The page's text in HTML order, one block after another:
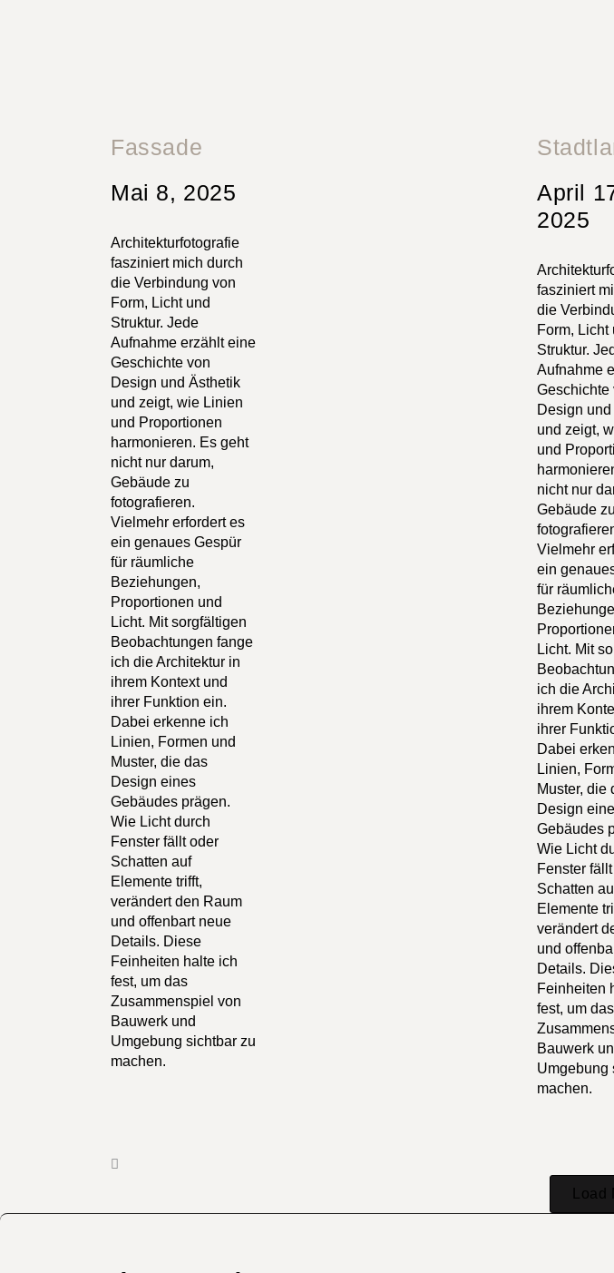
Fassade
Mai 8, 2025
Architekturfotografie
fasziniert mich durch
die Verbindung von
Form, Licht und
Struktur. Jede
Aufnahme erzählt eine
Geschichte von
Design und Ästhetik
und zeigt, wie Linien
und Proportionen
harmonieren. Es geht
nicht nur darum,
Gebäude zu
fotografieren.
Vielmehr erfordert es
ein genaues Gespür
für räumliche
Beziehungen,
Proportionen und
Licht. Mit sorgfältigen
Beobachtungen fange
ich die Architektur in
ihrem Kontext und
ihrer Funktion ein.
Dabei erkenne ich
Linien, Formen und
Muster, die das
Design eines
Gebäudes prägen.
Wie Licht durch
Fenster fällt oder
Schatten auf
Elemente trifft,
verändert den Raum
und offenbart neue
Details. Diese
Feinheiten halte ich
fest, um das
Zusammenspiel von
Bauwerk und
Umgebung sichtbar zu
machen.
April
2025
fasziniert
die
Form, Licht
Struktur.
Aufnahme
Geschichte
Design
und zeigt,
und
nicht nur
Gebäude zu
Vielmehr
ein
für
Licht. Mit
ich die
ihrem
ihrer
Dabei
Linien,
Muster, die
Design
Gebäudes
Wie Licht
Fenster
Schatten
Elemente
verändert
und
Details.
Feinheiten
fest, um das
Bauwerk
Umgebung
machen.
Load